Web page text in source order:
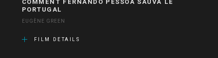
PORTUGAL
EUGÈNE GREEN
FILM DETAILS